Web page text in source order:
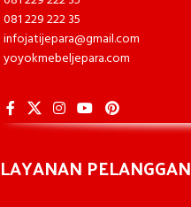
081 229 222 35
infojatijepara@gmail.com
yoyokmebeljepara.com
LAYANAN PELANGGAN